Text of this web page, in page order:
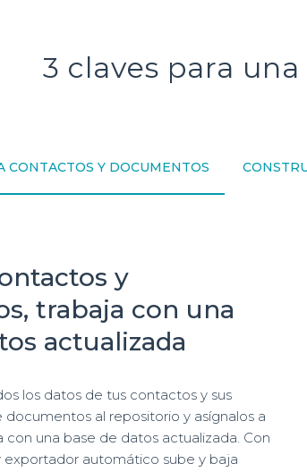
3 claves para
CONTACTOS Y DOCUMENTOS
y
trabaja con una
actualizada
los datos de tus contactos y sus
documentos al repositorio y asígnalos a
con una base de datos actualizada. Con
automático sube y baja